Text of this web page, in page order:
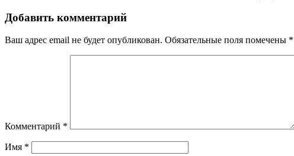
Добавить комментарий
Ваш адрес email не будет опубликован. Обязательные поля помечены *
Комментарий *
Имя *